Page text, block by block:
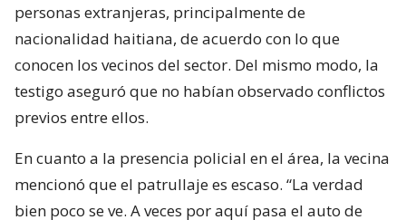
personas extranjeras, principalmente de
nacionalidad haitiana, de acuerdo con lo que
conocen los vecinos del sector. Del mismo modo, la
testigo aseguró que no habían observado conflictos
previos entre ellos.
En cuanto a la presencia policial en el área, la vecina
mencionó que el patrullaje es escaso. “La verdad
bien poco se ve. A veces por aquí pasa el auto de